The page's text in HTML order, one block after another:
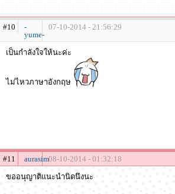
#10
-
yume-
07-10-2014 - 21:56:29
เป็นกำลังใจให้นะค่ะ
ไม่ไหวภาษาอังกฤษ
#11 aurasim08-10-2014 - 01:32:18
ขออนุญาติแนะนำนิดนึงนะ